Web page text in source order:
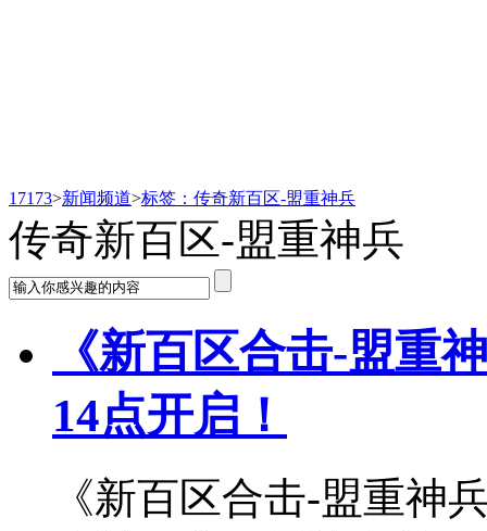
17173>新闻频道>标签：传奇新百区-盟重神兵
传奇新百区-盟重神兵
《新百区合击-盟重
14点开启！
《新百区合击-盟重神